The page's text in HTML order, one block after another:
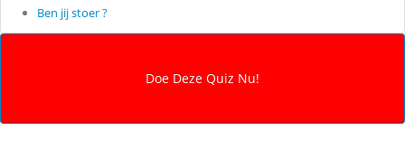
Ben jij stoer ?